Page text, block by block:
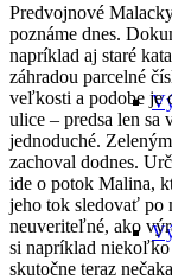
Predvojnové
poznáme dnes.
napríklad aj staré
záhradou parcelné
veľkosti a podobe je
ulice – predsa len sa
jednoduché.
zachoval dodnes.
ide o potok Malina,
jeho tok sledovať po
neuveriteľné, ako
si napríklad niekoľko
skutočne teraz